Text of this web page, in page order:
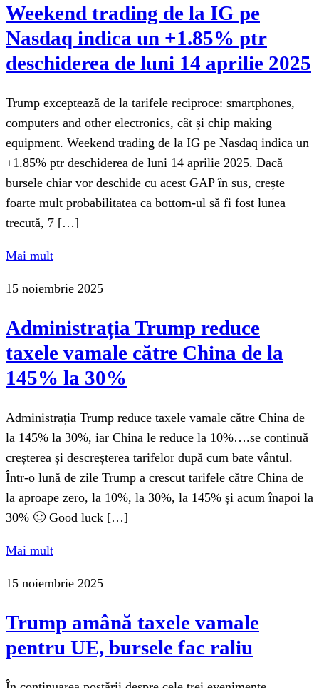
Weekend trading de la IG pe
Nasdaq indica un +1.85% ptr
deschiderea de luni 14 aprilie 2025
Trump exceptează de la tarifele reciproce: smartphones,
computers and other electronics, cât și chip making
equipment. Weekend trading de la IG pe Nasdaq indica un
+1.85% ptr deschiderea de luni 14 aprilie 2025. Dacă
bursele chiar vor deschide cu acest GAP în sus, crește
foarte mult probabilitatea ca bottom-ul să fi fost lunea
trecută, 7 […]
Mai mult
15 noiembrie 2025
Administrația Trump reduce
taxele vamale către China de la
145% la 30%
Administrația Trump reduce taxele vamale către China de
la 145% la 30%, iar China le reduce la 10%….se continuă
creșterea și descreșterea tarifelor după cum bate vântul.
Într-o lună de zile Trump a crescut tarifele către China de
la aproape zero, la 10%, la 30%, la 145% și acum înapoi la
30% 🙂 Good luck […]
Mai mult
15 noiembrie 2025
Trump amână taxele vamale
pentru UE, bursele fac raliu